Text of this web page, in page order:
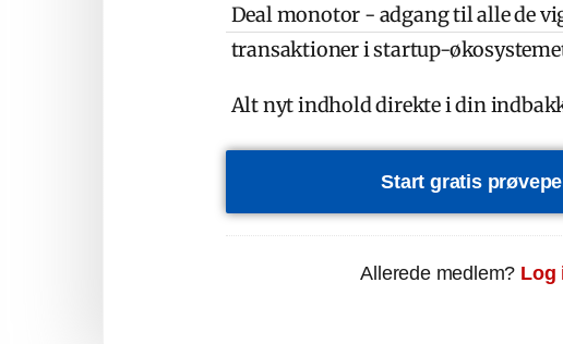
Deal monotor - adgang til alle de
transaktioner i startup-
Alt nyt indhold direkte i din
Start gratis
Allerede medlem? Log